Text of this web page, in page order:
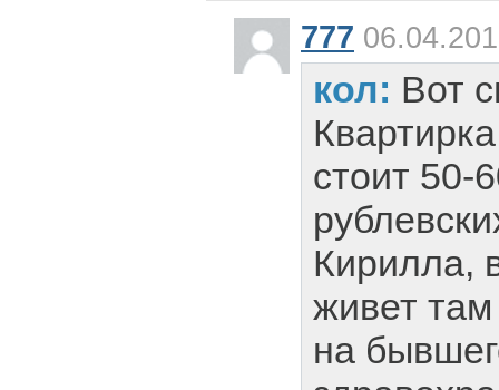
777
кол: Вот
стоит 50-
Кирилла,
живет
на